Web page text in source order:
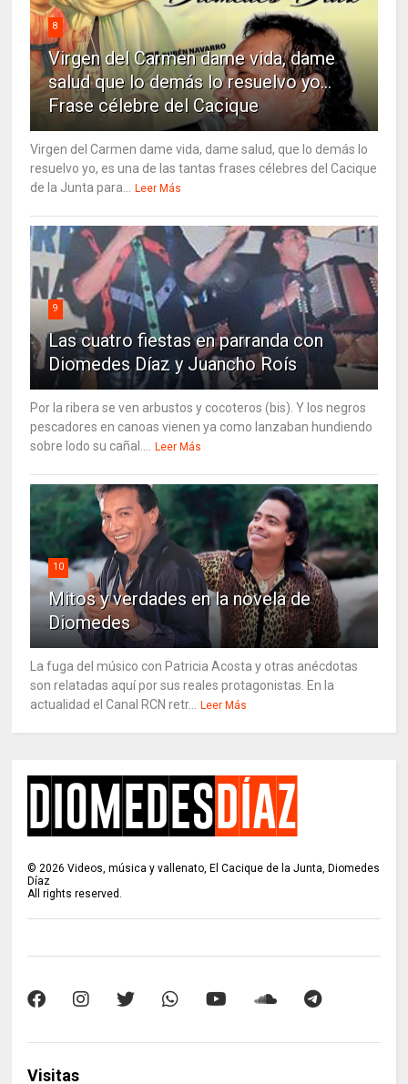
8
Virgen del Carmen dame vida, dame
salud que lo demás lo resuelvo yo…
Frase célebre del Cacique
Virgen del Carmen dame vida, dame salud, que lo demás lo
resuelvo yo, es una de las tantas frases célebres del Cacique
de la Junta para...
Leer Más
9
Las cuatro fiestas en parranda con
Diomedes Díaz y Juancho Roís
Por la ribera se ven arbustos y cocoteros (bis). Y los negros
pescadores en canoas vienen ya como lanzaban hundiendo
sobre lodo su cañal....
Leer Más
10
Mitos y verdades en la novela de
Diomedes
La fuga del músico con Patricia Acosta y otras anécdotas
son relatadas aquí por sus reales protagonistas. En la
actualidad el Canal RCN retr...
Leer Más
© 2026 Videos, música y vallenato, El Cacique de la Junta, Diomedes
Díaz
All rights reserved.
Visitas